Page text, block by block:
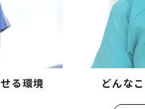
る環境 どんな